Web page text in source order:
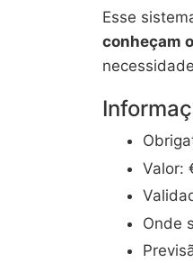
Esse
conheçam
Valor:
Onde